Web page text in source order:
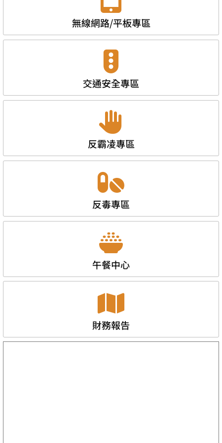
無線網路/平板專區
交通安全專區
反霸凌專區
反毒專區
午餐中心
財務報告